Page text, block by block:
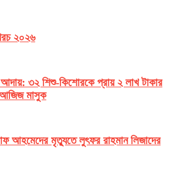
২০২৬
আদায়: ৩২ শিশু-কিশোরকে প্রায় ২ লাখ টাকার
আজিজ মাসুক
আহমেদের মৃত্যুতে লুৎফর রাহমান লিজাদের